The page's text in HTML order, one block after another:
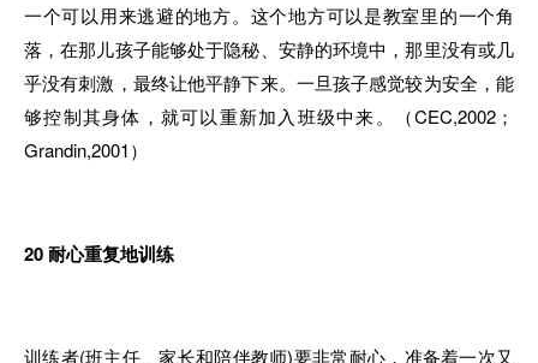
一个可以用来逃避的地方。这个地方可以是教室里的一个角
落，在那儿孩子能够处于隐秘、安静的环境中，那里没有或几
乎没有刺激，最终让他平静下来。一旦孩子感觉较为安全，能
够控制其身体，就可以重新加入班级中来。（CEC,2002；
Grandin,2001）
20耐心重复地训练
训练者(班主任、家长和陪伴教师)要非常耐心，准备着一次又